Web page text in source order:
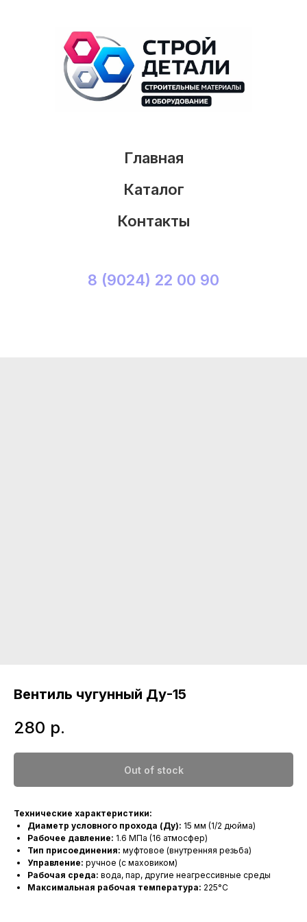
Главная
Каталог
Контакты
8 (9024) 22 00 90
Вентиль чугунный Ду-15
280 р.
Out of stock
Технические характеристики:
Диаметр условного прохода (Ду): 15 мм (1/2 дюйма)
Рабочее давление: 1.6 МПа (16 атмосфер)
Тип присоединения: муфтовое (внутренняя резьба)
Управление: ручное (с маховиком)
Рабочая среда: вода, пар, другие неагрессивные среды
Максимальная рабочая температура: 225°C